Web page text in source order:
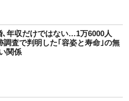
､年収だけではない…1万6000人
調査で判明した｢容姿と寿命｣の無
関係